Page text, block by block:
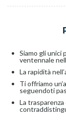
Siamo gli unici
ventennale
La rapidità
Ti offriamo
seguendoti
La